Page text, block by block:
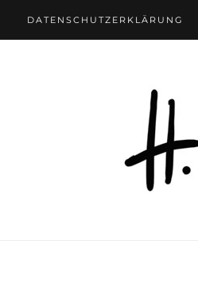
DATENSCHUTZERKLÄRUNG